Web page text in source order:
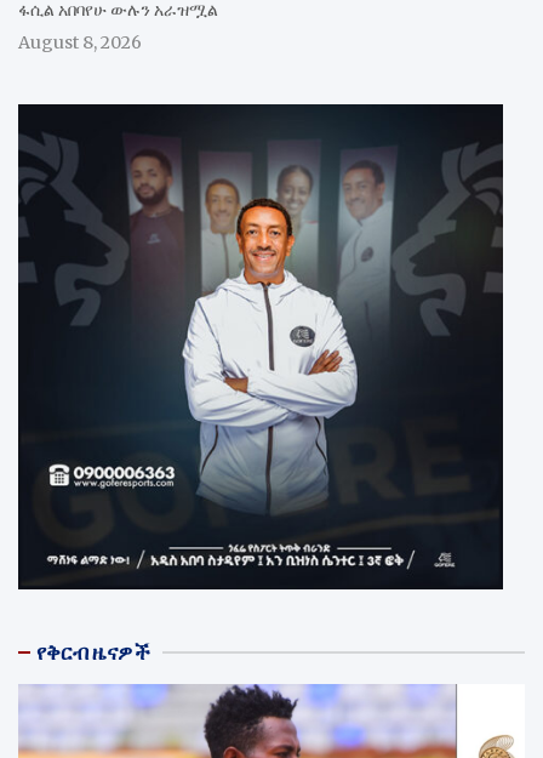
ፋሲል አበባየሁ ውሉን አራዝሟል
August 8, 2026
የቅርብ ዜናዎች